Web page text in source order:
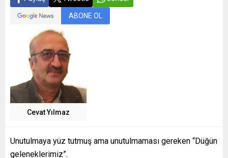
ABONE OL
Cevat Yılmaz
Unutulmaya yüz tutmuş ama unutulmaması gereken “Düğün
geleneklerimiz”.